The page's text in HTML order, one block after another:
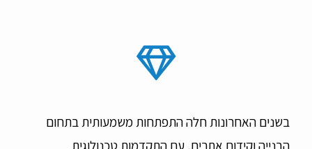
בשנים האחרונות חלה התפתחות משמעותית בתחום
הבנייה וקידום אתרים, עם התקדמות טכנולוגית